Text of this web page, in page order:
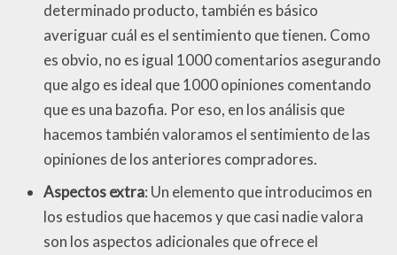
determinado producto, también es básico
averiguar cuál es el sentimiento que tienen. Como
es obvio, no es igual 1000 comentarios asegurando
que algo es ideal que 1000 opiniones comentando
que es una bazofia. Por eso, en los análisis que
hacemos también valoramos el sentimiento de las
opiniones de los anteriores compradores.
Aspectos extra: Un elemento que introducimos en
los estudios que hacemos y que casi nadie valora
son los aspectos adicionales que ofrece el